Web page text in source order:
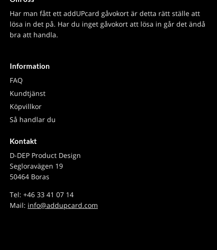
Har man fått ett addUPcard gåvokort är detta rätt ställe att
lösa in det på. Har du inget gåvokort att lösa in går det ändå
bra att handla.
Information
FAQ
Kundtjänst
Köpvillkor
Så handlar du
Kontakt
D-DEP Product Design
Segloravägen 19
50464 Boras
Tel: +46 33 41 07 14
Mail: info@addupcard.com